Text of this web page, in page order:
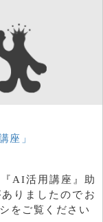
座」
AI活用講座』助
りましたのでお
をご覧ください